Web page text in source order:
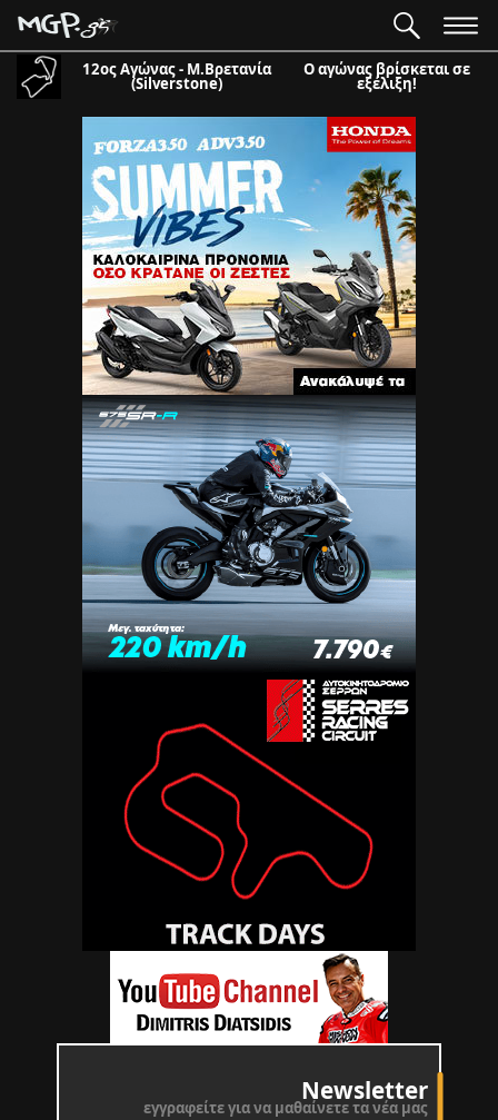
12ος Αγώνας - Μ.Βρετανία
(Silverstone)
Ο αγώνας βρίσκεται σε
εξέλιξη!
Newsletter
εγγραφείτε για να μαθαίνετε τα νέα μας